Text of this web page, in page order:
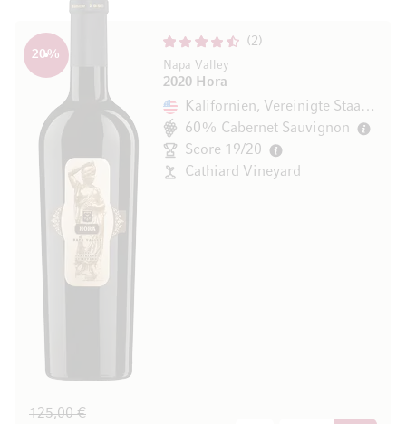
2
Napa Valley
2020 Hora
20%
Kalifornien, Vereinigte Staaten
60% Cabernet Sauvignon
Score 19/20
Cathiard Vineyard
125,00 €